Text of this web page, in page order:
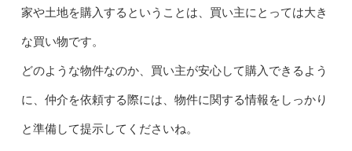
家や土地を購入するということは、買い主にとっては大き
な買い物です。
どのような物件なのか、買い主が安心して購入できるよう
に、仲介を依頼する際には、物件に関する情報をしっかり
と準備して提示してくださいね。